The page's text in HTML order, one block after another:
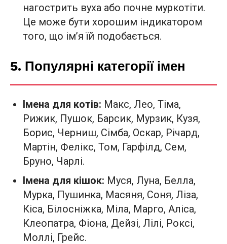
нагострить вуха або почне муркотіти.
Це може бути хорошим індикатором
того, що ім’я їй подобається.
5. Популярні категорії імен
Імена для котів: Макс, Лео, Тіма,
Рижик, Пушок, Барсик, Мурзик, Кузя,
Борис, Черниш, Сімба, Оскар, Річард,
Мартін, Фелікс, Том, Гарфілд, Сем,
Бруно, Чарлі.
Імена для кішок: Муся, Луна, Белла,
Мурка, Пушинка, Масяня, Соня, Ліза,
Кіса, Білосніжка, Міла, Марго, Аліса,
Клеопатра, Фіона, Дейзі, Лілі, Роксі,
Моллі, Грейс.